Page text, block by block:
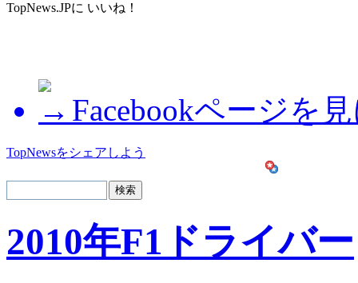
TopNews.JPに いいね！
Facebookページを
TopNewsをシェアしよう
2010年F1ドライバー